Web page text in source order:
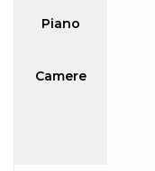
Piano
Camere